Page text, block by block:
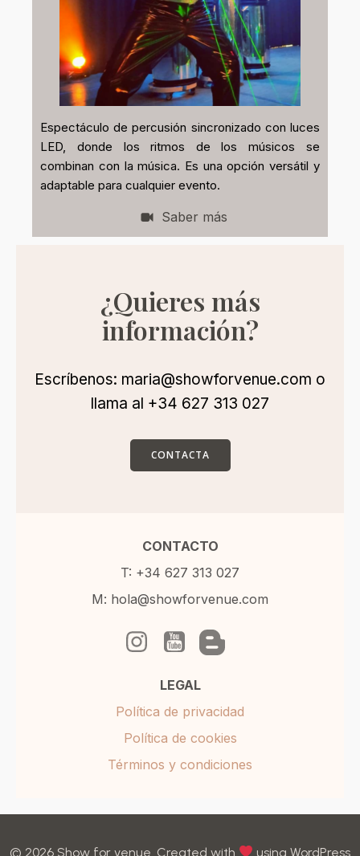
Espectáculo de percusión sincronizado con luces
LED, donde los ritmos de los músicos se
combinan con la música. Es una opción versátil y
adaptable para cualquier evento.
Saber más
¿Quieres más
información?
Escríbenos: maria@showforvenue.com o
llama al +34 627 313 027
CONTACTA
CONTACTO
T: +34 627 313 027
M: hola@showforvenue.com
LEGAL
Política de privacidad
Política de cookies
Términos y condiciones
© 2026 Show for venue. Created with using WordPress